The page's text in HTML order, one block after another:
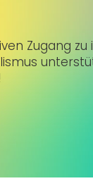
Zugang